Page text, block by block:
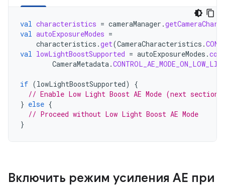
val characteristics = cameraManager .
val autoExposureModes =
characteristics .get(CameraCharacteristics .
val lowLightBoostSupported = autoExposureModes .
CameraMetadata.
if (lowLightBoostSupported)
{
// Enable Low Light Boost AE Mode (next section)
} else {
// Proceed without Low Light Boost AE Mode
}
Включить режим усиления AE при